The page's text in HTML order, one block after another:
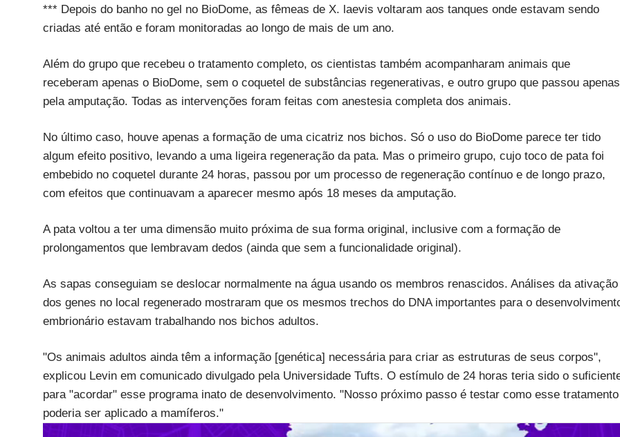
*** Depois do banho no gel no BioDome, as fêmeas de X. laevis voltaram aos tanques onde estavam sendo
criadas até então e foram monitoradas ao longo de mais de um ano.
Além do grupo que recebeu o tratamento completo, os cientistas também acompanharam animais que
receberam apenas o BioDome, sem o coquetel de substâncias regenerativas, e outro grupo que passou apenas
pela amputação. Todas as intervenções foram feitas com anestesia completa dos animais.
No último caso, houve apenas a formação de uma cicatriz nos bichos. Só o uso do BioDome parece ter tido
algum efeito positivo, levando a uma ligeira regeneração da pata. Mas o primeiro grupo, cujo toco de pata foi
embebido no coquetel durante 24 horas, passou por um processo de regeneração contínuo e de longo prazo,
com efeitos que continuavam a aparecer mesmo após 18 meses da amputação.
A pata voltou a ter uma dimensão muito próxima de sua forma original, inclusive com a formação de
prolongamentos que lembravam dedos (ainda que sem a funcionalidade original).
As sapas conseguiam se deslocar normalmente na água usando os membros renascidos. Análises da ativação
dos genes no local regenerado mostraram que os mesmos trechos do DNA importantes para o
embrionário estavam trabalhando nos bichos adultos.
"Os animais adultos ainda têm a informação [genética] necessária para criar as estruturas de seus corpos",
explicou Levin em comunicado divulgado pela Universidade Tufts. O estímulo de 24 horas teria sido o
para "acordar" esse programa inato de desenvolvimento. "Nosso próximo passo é testar como esse tratamento
poderia ser aplicado a mamíferos."